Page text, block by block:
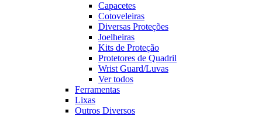
Capacetes
Cotoveleiras
Diversas Proteções
Joelheiras
Kits de Proteção
Protetores de Quadril
Wrist Guard/Luvas
Ver todos
Ferramentas
Lixas
Outros Diversos